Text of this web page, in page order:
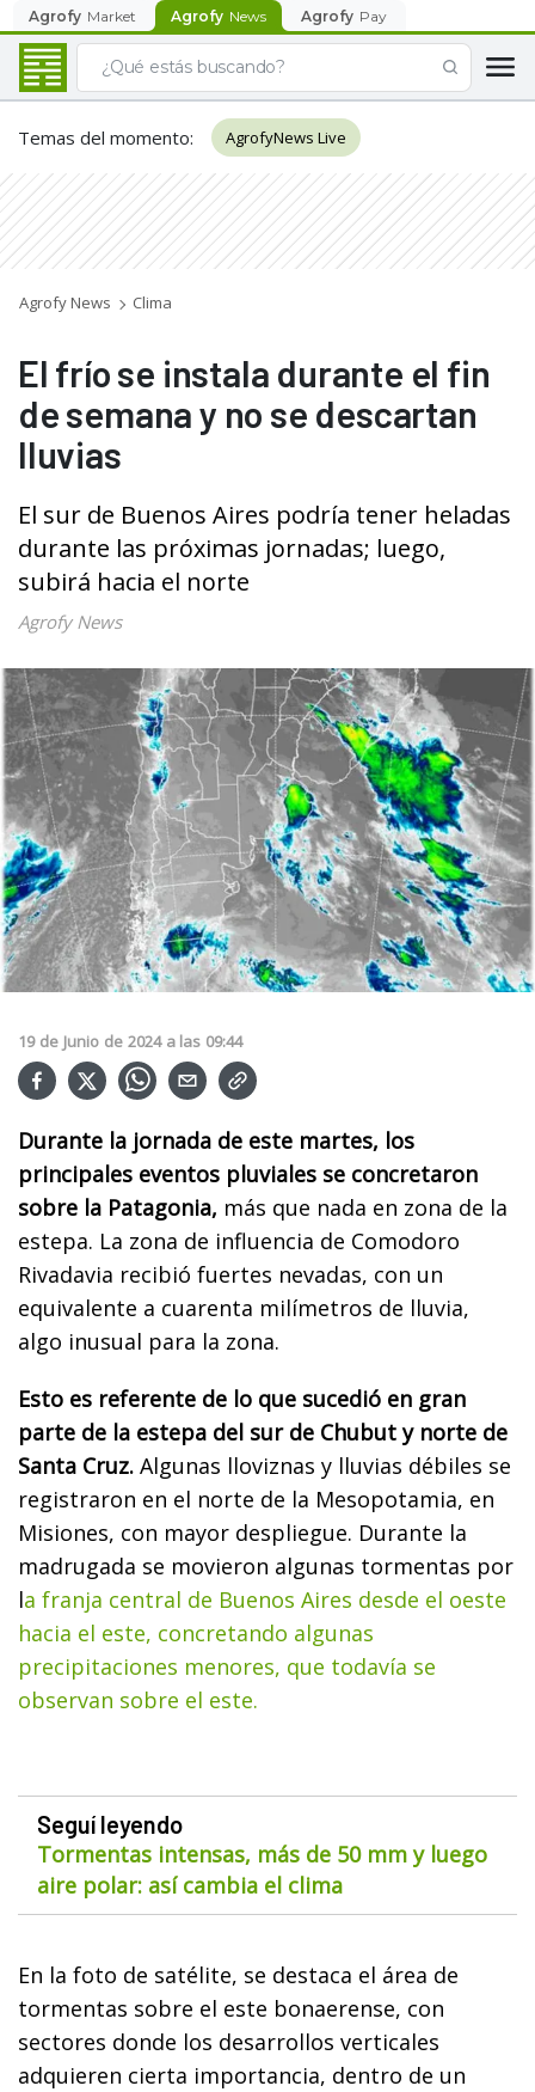
Agrofy Market Agrofy News Agrofy Pay
Temas del momento: AgrofyNews Live
Agrofy News Clima
El frío se instala durante el fin
de semana y no se descartan
lluvias
El sur de Buenos Aires podría tener heladas
durante las próximas jornadas; luego,
subirá hacia el norte
Agrofy News
19 de Junio de 2024 a las 09:44
Durante la jornada de este martes, los
principales eventos pluviales se concretaron
sobre la Patagonia, más que nada en zona de la
estepa. La zona de influencia de Comodoro
Rivadavia recibió fuertes nevadas, con un
equivalente a cuarenta milímetros de lluvia,
algo inusual para la zona.
Esto es referente de lo que sucedió en gran
parte de la estepa del sur de Chubut y norte de
Santa Cruz. Algunas lloviznas y lluvias débiles se
registraron en el norte de la Mesopotamia, en
Misiones, con mayor despliegue. Durante la
madrugada se movieron algunas tormentas por
la franja central de Buenos Aires desde el oeste
hacia el este, concretando algunas
precipitaciones menores, que todavía se
observan sobre el este.
Seguí leyendo
Tormentas intensas, más de 50 mm y luego
aire polar: así cambia el clima
En la foto de satélite, se destaca el área de
tormentas sobre el este bonaerense, con
sectores donde los desarrollos verticales
adquieren cierta importancia, dentro de un